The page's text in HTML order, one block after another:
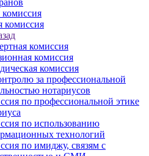
комиссия
комиссия
комиссия
комиссия
за профессиональной
нотариусов
по профессиональной этике
по использованию
технологий
по имиджу, связям с